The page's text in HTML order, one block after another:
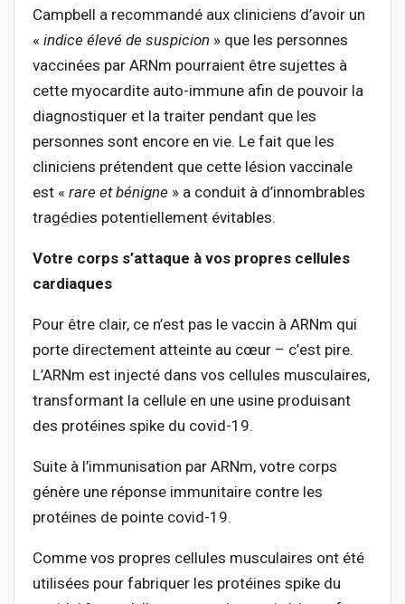
Campbell a recommandé aux cliniciens d’avoir un
« indice élevé de suspicion » que les personnes
vaccinées par ARNm pourraient être sujettes à
cette myocardite auto-immune afin de pouvoir la
diagnostiquer et la traiter pendant que les
personnes sont encore en vie. Le fait que les
cliniciens prétendent que cette lésion vaccinale
est « rare et bénigne » a conduit à d’innombrables
tragédies potentiellement évitables.
Votre corps s’attaque à vos propres cellules
cardiaques
Pour être clair, ce n’est pas le vaccin à ARNm qui
porte directement atteinte au cœur – c’est pire.
L’ARNm est injecté dans vos cellules musculaires,
transformant la cellule en une usine produisant
des protéines spike du covid-19.
Suite à l’immunisation par ARNm, votre corps
génère une réponse immunitaire contre les
protéines de pointe covid-19.
Comme vos propres cellules musculaires ont été
utilisées pour fabriquer les protéines spike du